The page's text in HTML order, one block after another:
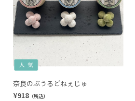
奈良のぶうるどねぇじゅ
¥918 （税込）